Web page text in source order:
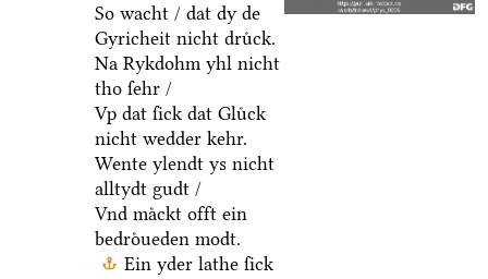
So wacht / dat dy de
Gyricheit nicht druͤck.
Na Rykdohm yhl nicht
tho ſehr /
Vp dat ſick dat Gluͤck
nicht wedder kehr.
Wente ylendt ys nicht
alltydt gudt /
Vnd maͤckt offt ein
bedroͤueden modt.
Ein yder lathe ſick